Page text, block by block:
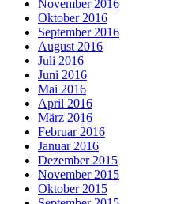
November 2016
Oktober 2016
September 2016
August 2016
Juli 2016
Juni 2016
Mai 2016
April 2016
März 2016
Februar 2016
Januar 2016
Dezember 2015
November 2015
Oktober 2015